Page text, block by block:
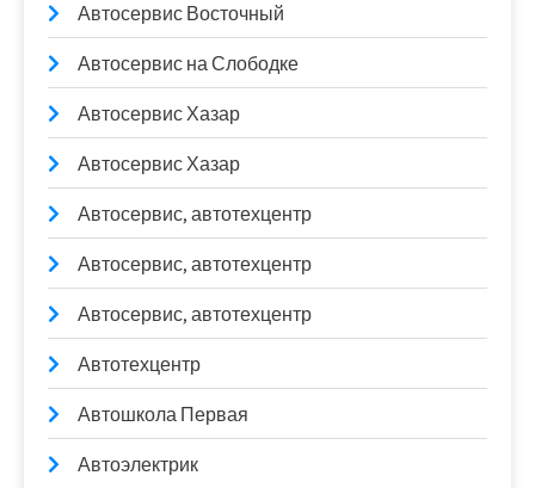
Автосервис Восточный
Автосервис на Слободке
Автосервис Хазар
Автосервис Хазар
Автосервис, автотехцентр
Автосервис, автотехцентр
Автосервис, автотехцентр
Автотехцентр
Автошкола Первая
Автоэлектрик